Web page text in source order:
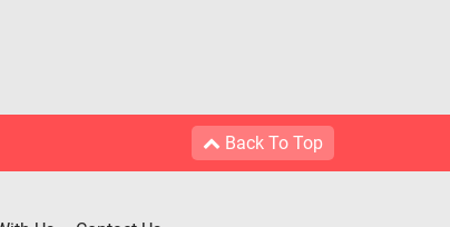
Back To Top